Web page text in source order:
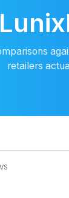
retailers